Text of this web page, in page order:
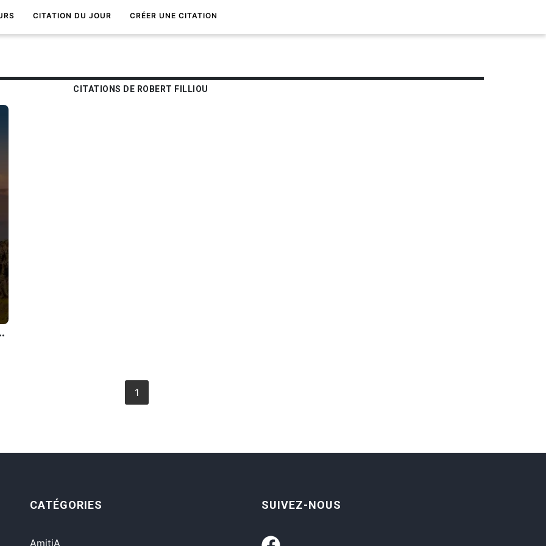
CITATION DU JOUR CRÉER UNE CITATION
CITATIONS DE ROBERT FILLIOU
que l'art.
1
CATÉGORIES
AmitiA
SUIVEZ-NOUS